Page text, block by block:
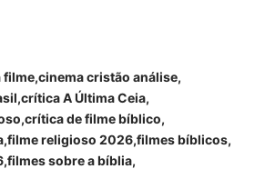
filme cinema cristão análise
crítica A Última Ceia
crítica de filme bíblico
filme religioso 2026 filmes bíblicos
filmes sobre a bíblia